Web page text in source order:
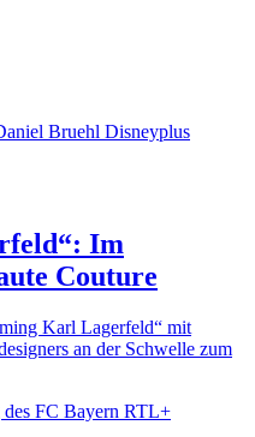
Im
Couture
Karl Lagerfeld“ mit
an der Schwelle zum